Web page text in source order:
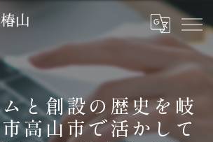
と創設の歴史を岐
高山市で活かして